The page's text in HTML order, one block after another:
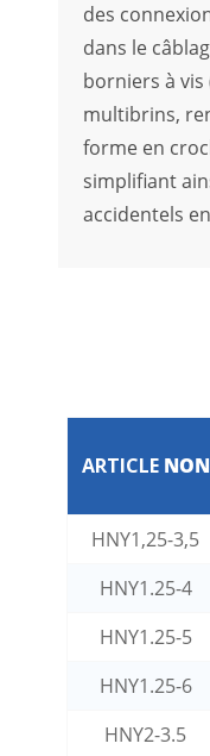
des
dans le
borniers à
multibrins,
forme en
simplifiant
accidentels
ARTICLE NON
HNY1,25-3,5
HNY1.25-4
HNY1.25-5
HNY1.25-6
HNY2-3.5